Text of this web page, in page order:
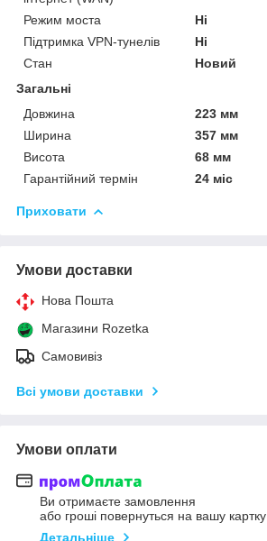
Режим моста
Ні
Підтримка VPN-тунелів
Ні
Стан
Новий
Загальні
Довжина
223 мм
Ширина
357 мм
Висота
68 мм
Гарантійний термін
24 міс
Приховати
Умови доставки
Нова Пошта
Магазини Rozetka
Самовивіз
Всі умови доставки
Умови оплати
Ви отримаєте замовлення
або гроші повернуться на вашу картку
Детальніше